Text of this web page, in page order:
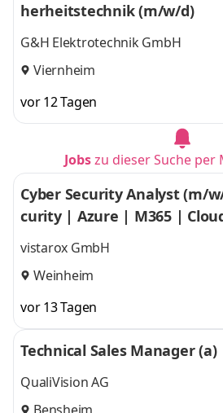
herheitstechnik (m/w/d)
G&H Elektrotechnik GmbH
Viernheim
vor 12 Tagen
Jobszu dieser Suche per
Cyber Security Analyst (m/
curity | Azure | M365 |
vistarox GmbH
Weinheim
vor 13 Tagen
Technical Sales Manager (a)
QualiVision AG